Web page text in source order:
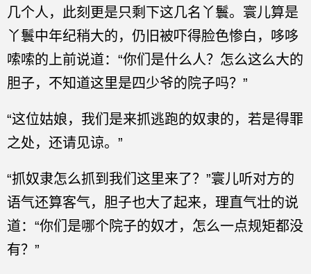
几个人，此刻更是只剩下这几名丫鬟。寰儿算是
丫鬟中年纪稍大的，仍旧被吓得脸色惨白，哆哆
嗦嗦的上前说道：“你们是什么人？怎么这么大的
胆子，不知道这里是四少爷的院子吗？”
“这位姑娘，我们是来抓逃跑的奴隶的，若是得罪
之处，还请见谅。”
“抓奴隶怎么抓到我们这里来了？”寰儿听对方的
语气还算客气，胆子也大了起来，理直气壮的说
道：“你们是哪个院子的奴才，怎么一点规矩都没
有？”